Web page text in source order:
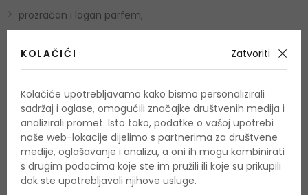
prozračan i lagan parfem,
idealan za proljetne i ljetne dane.
Sastav mirisa:Gornje note parfema su iskričavo citrusno
voće, rabarbara, metvica i bergamot. Na njih se nadovezuju
jasmin, mahovina, komorač, mošus, karanfil i jantar. U
baznim notama se razvija miris hrastove mahovine,
aromatičnog klinčića i, naravno, zelenog čaja, zahvaljujući
kojem je ovaj parfem tako neodoljiv.
KOLAČIĆI Zatvoriti
Kolačiće upotrebljavamo kako bismo personalizirali
sadržaj i oglase, omogućili značajke društvenih medija i
analizirali promet. Isto tako, podatke o vašoj upotrebi
naše web-lokacije dijelimo s partnerima za društvene
medije, oglašavanje i analizu, a oni ih mogu kombinirati
s drugim podacima koje ste im pružili ili koje su prikupili
dok ste upotrebljavali njihove usluge.